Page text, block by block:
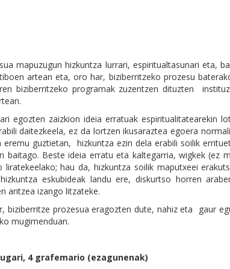
mapuzugun hizkuntza lurrari, espiritualtasunari eta,
artean eta, oro har, biziberritzeko prozesu
biziberritzeko programak zuzentzen dituzten
egozten zaizkion ideia erratuak espiritualitatearekin
daitezkeela, ez da lortzen ikusaraztea egoera
guztietan, hizkuntza ezin dela erabili soilik
baitago. Beste ideia erratu eta kaltegarria, wigkek (ez
liratekeelako; hau da, hizkuntza soilik maputxeei
eskubideak landu ere, diskurtso horren
aritzea izango litzateke.
biziberritze prozesua eragozten dute, nahiz eta gaur
mugimenduan.
4 grafemario (ezagunenak)